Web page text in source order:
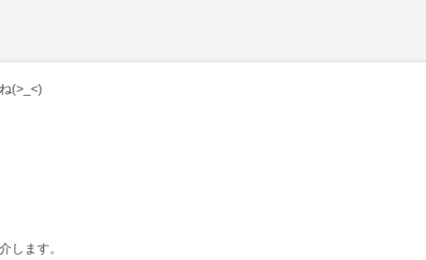
(>_<)
します。